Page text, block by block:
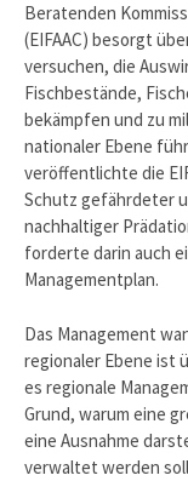
Beratenden
(EIFAAC) besorgt
versuchen, die
Fischbestände,
bekämpfen und zu
nationaler Ebene
veröffentlichte die
Schutz gefährdeter
nachhaltiger
forderte darin auch
Managementplan.
Das Management
regionaler Ebene ist
es regionale
Grund, warum eine
eine Ausnahme
verwaltet werden